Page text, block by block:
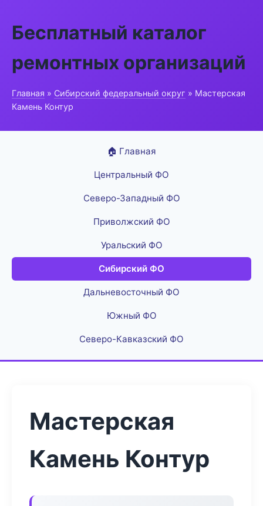
Бесплатный каталог
ремонтных организаций
Главная » Сибирский федеральный округ » Мастерская
Камень Контур
🏠 Главная
Центральный ФО
Северо-Западный ФО
Приволжский ФО
Уральский ФО
Сибирский ФО
Дальневосточный ФО
Южный ФО
Северо-Кавказский ФО
Мастерская
Камень Контур